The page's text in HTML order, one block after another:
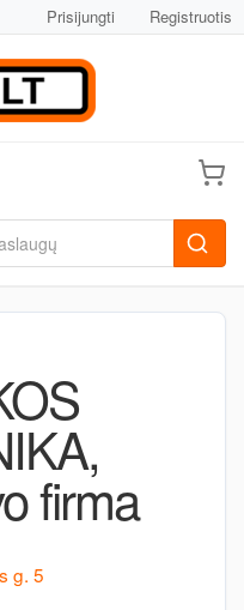
Prisijungti Registruotis
firma
g. 5